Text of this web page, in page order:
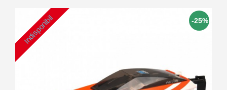
-25%
Indisponibil